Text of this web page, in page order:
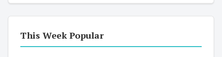
This Week Popular